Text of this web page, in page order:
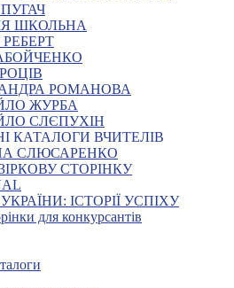
ШКОЛЬНА
РЕБЕРТ
РОМАНОВА
ЖУРБА
СЛЄПУХІН
КАТАЛОГИ ВЧИТЕЛІВ
СЛЮСАРЕНКО
СТОРІНКУ
ІСТОРІЇ УСПІХУ
для конкурсантів